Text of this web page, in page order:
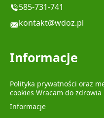
585-731-741
kontakt@wdoz.pl
Informacje
Polityka prywatności oraz
cookies Wracam do zdrowia
Informacje